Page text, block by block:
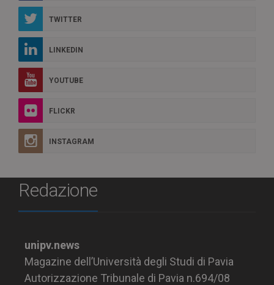
TWITTER
LINKEDIN
YOUTUBE
FLICKR
INSTAGRAM
Redazione
unipv.news
Magazine dell’Università degli Studi di Pavia
Autorizzazione Tribunale di Pavia n.694/08